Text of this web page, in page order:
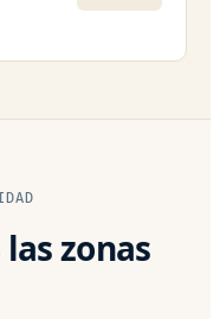
zonas